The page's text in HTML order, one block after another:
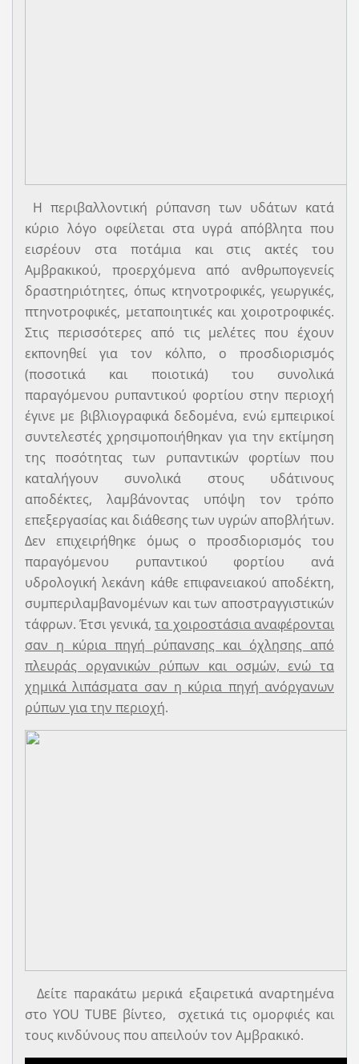
Η περιβαλλοντική ρύπανση των υδάτων κατά
κύριο λόγο οφείλεται στα υγρά απόβλητα που
εισρέουν στα ποτάμια και στις ακτές του
Αμβρακικού, προερχόμενα από ανθρωπογενείς
δραστηριότητες, όπως κτηνοτροφικές, γεωργικές,
πτηνοτροφικές, μεταποιητικές και χοιροτροφικές.
Στις περισσότερες από τις μελέτες που έχουν
εκπονηθεί για τον κόλπο, ο προσδιορισμός
(ποσοτικά και ποιοτικά) του συνολικά
παραγόμενου ρυπαντικού φορτίου στην περιοχή
έγινε με βιβλιογραφικά δεδομένα, ενώ εμπειρικοί
συντελεστές χρησιμοποιήθηκαν για την εκτίμηση
της ποσότητας των ρυπαντικών φορτίων που
καταλήγουν συνολικά στους υδάτινους
αποδέκτες, λαμβάνοντας υπόψη τον τρόπο
επεξεργασίας και διάθεσης των υγρών αποβλήτων.
Δεν επιχειρήθηκε όμως ο προσδιορισμός του
παραγόμενου ρυπαντικού φορτίου ανά
υδρολογική λεκάνη κάθε επιφανειακού αποδέκτη,
συμπεριλαμβανομένων και των αποστραγγιστικών
τάφρων. Έτσι γενικά,τα χοιροστάσια αναφέρονται
σαν η κύρια πηγή ρύπανσης και όχλησης από
πλευράς οργανικών ρύπων και οσμών, ενώ τα
χημικά λιπάσματα σαν η κύρια πηγή ανόργανων
ρύπων για την περιοχή.
Δείτε παρακάτω μερικά εξαιρετικά αναρτημένα
στο YOU TUBE βίντεο, σχετικά τις ομορφιές και
τους κινδύνους που απειλούν τον Αμβρακικό.